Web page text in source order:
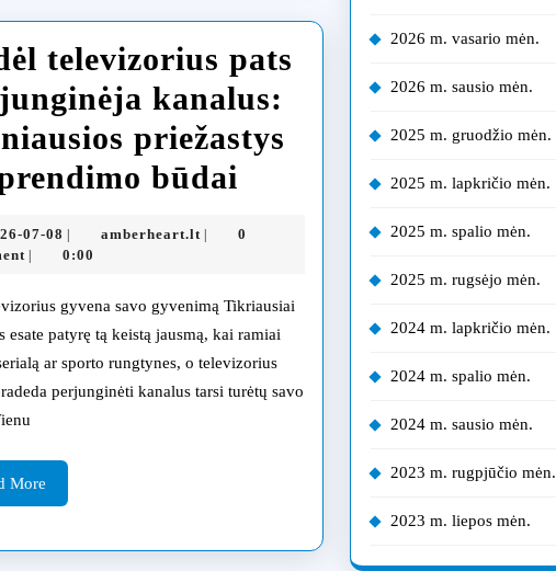
televizorius pats
kanalus:
priežastys
būdai
perjunginėja
kanalus:
dažniausios
priežastys
sprendimo
būdai
07-08 2026-
07-
amberheart.ltamberheart.lt
0
0:00
esate patyrę tą keistą jausmą, kai ramiai
ar sporto rungtynes, o televizorius
perjunginėti kanalus tarsi turėtų savo
MoreRead
More
2026 m. vasario mėn.
2026 m. sausio mėn.
2025 m. gruodžio mėn.
2025 m. lapkričio mėn.
2025 m. spalio mėn.
2025 m. rugsėjo mėn.
2024 m. lapkričio mėn.
2024 m. spalio mėn.
2024 m. sausio mėn.
2023 m. rugpjūčio mėn.
2023 m. liepos mėn.